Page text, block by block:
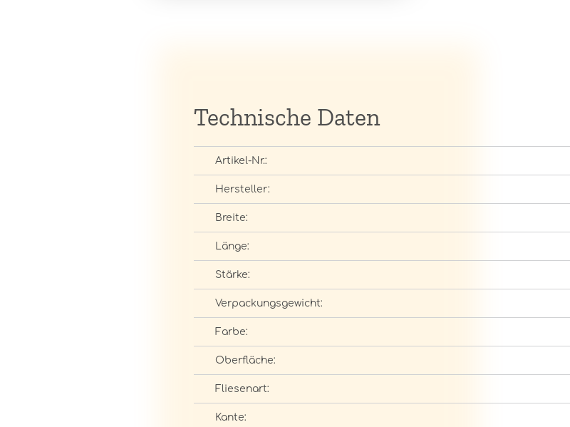
Technische Daten
Artikel-Nr.:
Hersteller:
Breite:
Länge:
Stärke:
Verpackungsgewicht:
Farbe:
Oberfläche:
Fliesenart:
Kante: